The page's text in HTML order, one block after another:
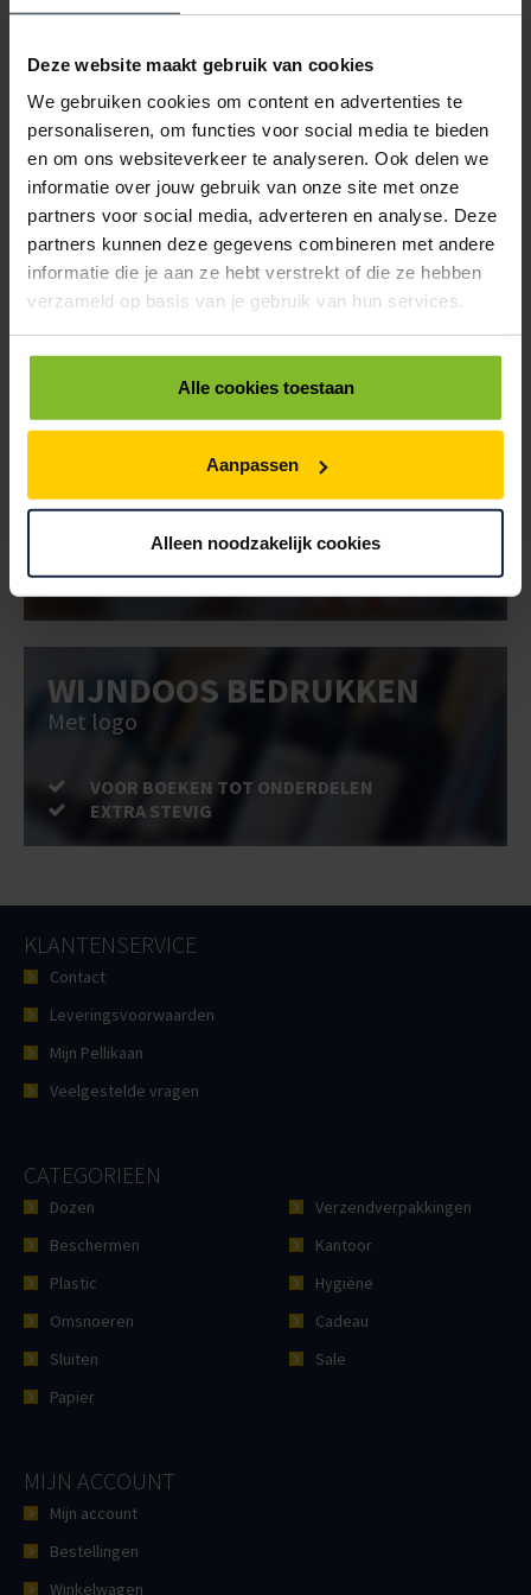
Deze website maakt gebruik van cookies
We gebruiken cookies om content en advertenties te
personaliseren, om functies voor social media te bieden
en om ons websiteverkeer te analyseren. Ook delen we
informatie over jouw gebruik van onze site met onze
partners voor social media, adverteren en analyse. Deze
partners kunnen deze gegevens combineren met andere
informatie die je aan ze hebt verstrekt of die ze hebben
verzameld op basis van je gebruik van hun services.
Alle cookies toestaan
Aanpassen
Alleen noodzakelijk cookies
Voor een veilige verzending
VOOR BOEKEN TOT ONDERDELEN
EXTRA STEVIG
BRIEVENBUSDOOS
BEDRUKKEN
Post stevig verpakt
VOOR BOEKEN TOT ONDERDELEN
EXTRA STEVIG
DOOS BEDRUKKEN
Met logo of full-colour
EXTRA STEVIG
WIJNDOOS BEDRUKKEN
Met logo
VOOR BOEKEN TOT ONDERDELEN
EXTRA STEVIG
KLANTENSERVICE
Contact
Leveringsvoorwaarden
Mijn Pellikaan
Veelgestelde vragen
CATEGORIEËN
Dozen
Beschermen
Plastic
Omsnoeren
Sluiten
Papier
Verzendverpakkingen
Kantoor
Hygiëne
Cadeau
Sale
MIJN ACCOUNT
Mijn account
Bestellingen
Winkelwagen